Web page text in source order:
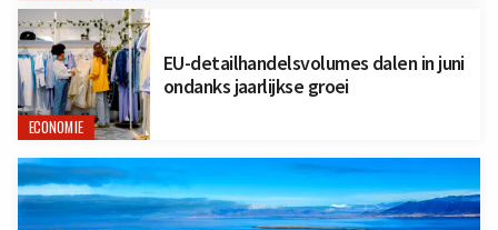
ECONOMIE
EU-detailhandelsvolumes dalen in juni
ondanks jaarlijkse groei